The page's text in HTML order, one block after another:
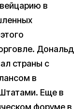
в
Дональд
страны с
в
Еще в